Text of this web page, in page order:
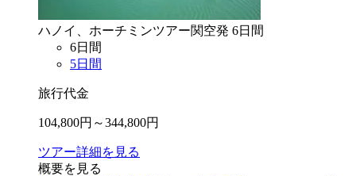
ハノイ、ホーチミンツアー関空発 6日間
6日間
5日間
旅行代金
104,800円～344,800円
ツアー詳細を見る
概要を見る